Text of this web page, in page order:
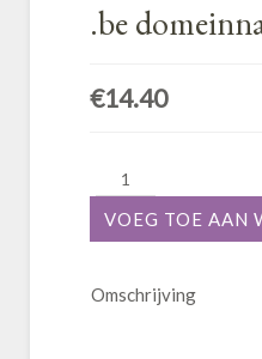
.be
€14.40
Omschrijving